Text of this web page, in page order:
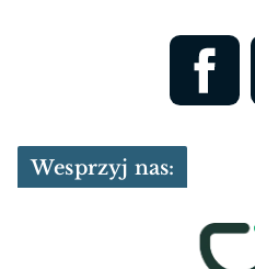
Wesprzyj nas: